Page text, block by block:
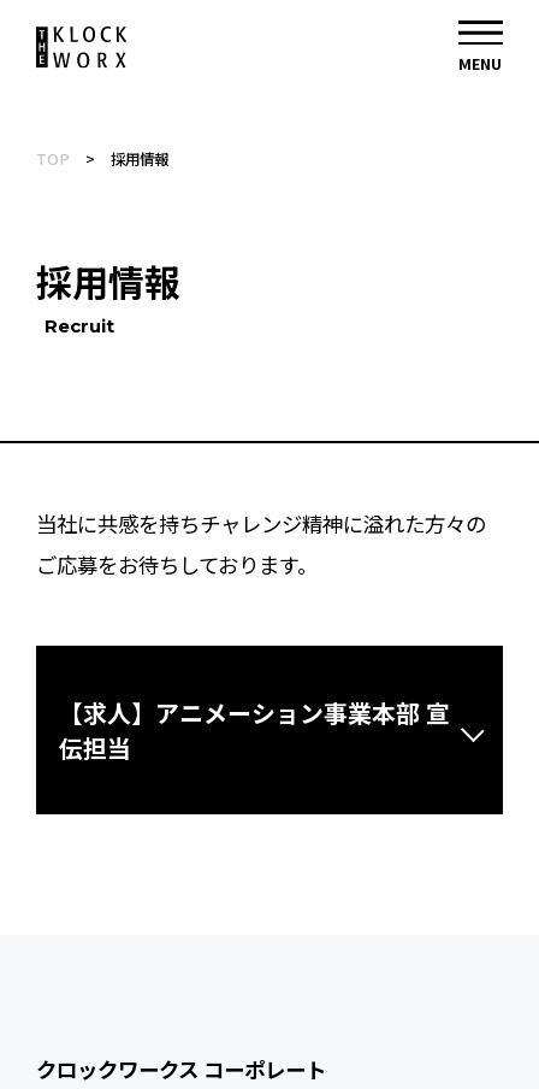
TOP > 採用情報
採用情報
Recruit
当社に共感を持ちチャレンジ精神に溢れた方々の
ご応募をお待ちしております。
【求人】アニメーション事業本部 宣
伝担当
クロックワークス コーポレート